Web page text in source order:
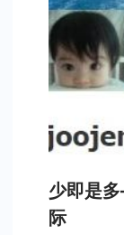
少即是
际